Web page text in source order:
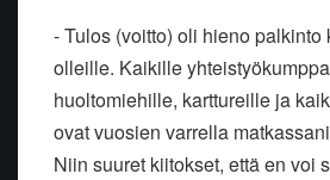
- Tulos (voitto) oli hieno
olleille. Kaikille
huoltomiehille, karttureille ja
ovat vuosien varrella
Niin suuret kiitokset, että en voi